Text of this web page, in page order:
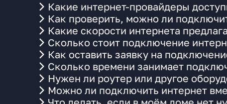
Какие интернет-провайдеры
Как проверить, можно ли
Какие скорости интернета
Сколько стоит подключение
Как оставить заявку на
Сколько времени занимает
Нужен ли роутер или другое
Можно ли подключить интернет